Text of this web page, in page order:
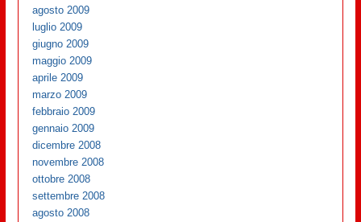
agosto 2009
luglio 2009
giugno 2009
maggio 2009
aprile 2009
marzo 2009
febbraio 2009
gennaio 2009
dicembre 2008
novembre 2008
ottobre 2008
settembre 2008
agosto 2008